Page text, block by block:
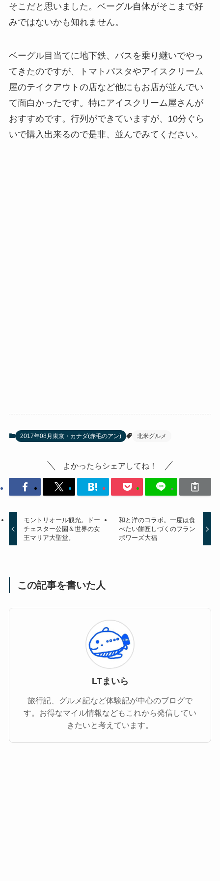
そこだと思いました。ベーグル自体がそこまで好
みではないかも知れません。
ベーグル目当てに地下鉄、バスを乗り継いでやっ
てきたのですが、トマトパスタやアイスクリーム
屋のテイクアウトの店など他にもお店が並んでい
て面白かったです。特にアイスクリーム屋さんが
おすすめです。行列ができていますが、10分ぐら
いで購入出来るので是非、並んでみてください。
2017年08月東京・カナダ(赤毛のアン) 北米グルメ
よかったらシェアしてね！
モントリオール観光。ドー
チェスター公園＆世界の女
王マリア大聖堂。
和と洋のコラボ。一度は食
べたい餅匠しづくのフラン
ボワーズ大福
この記事を書いた人
LTまいら
旅行記、グルメ記など体験記が中心のブログで
す。お得なマイル情報などもこれから発信してい
きたいと考えています。